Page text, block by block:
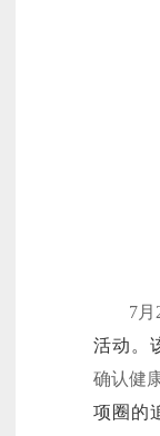
7月
活动。
确认健
项圈的